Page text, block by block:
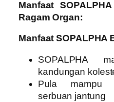
Manfaat
Ragam Organ:
Manfaat SOPALPHA
SOPALPHA
kandungan
Pula mampu
serbuan jantung